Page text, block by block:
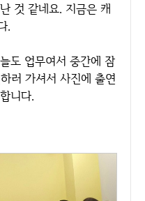
것 같네요. 지금은 캐
.
도 업무여서 중간에 잠
러 가셔서 사진에 출연
니다.